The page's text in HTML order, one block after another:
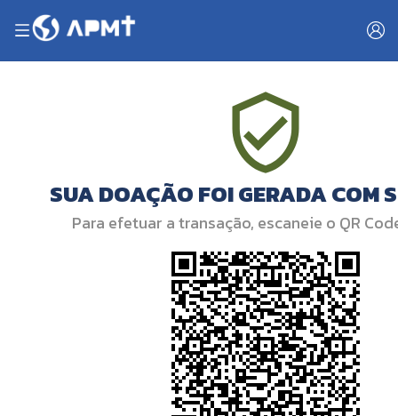
SUA DOAÇÃO FOI GERADA COM
Para efetuar a transação, escaneie o QR